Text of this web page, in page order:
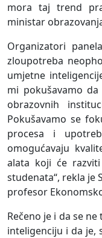
mora taj trend
ministar
Organizatori
zloupotreba
umjetne
mi pokušavamo
obrazovnih
Pokušavamo se
procesa i
omogućavaju
alata koji će
studenata“, rekla je
profesor
Rečeno je i da se
inteligenciju i da je,